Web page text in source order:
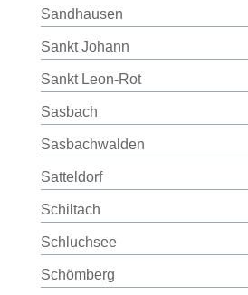
Sandhausen
Sankt Johann
Sankt Leon-Rot
Sasbach
Sasbachwalden
Satteldorf
Schiltach
Schluchsee
Schömberg